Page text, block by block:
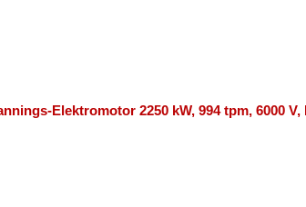
Elektromotor 2250 kW, 994 tpm, 6000 V,